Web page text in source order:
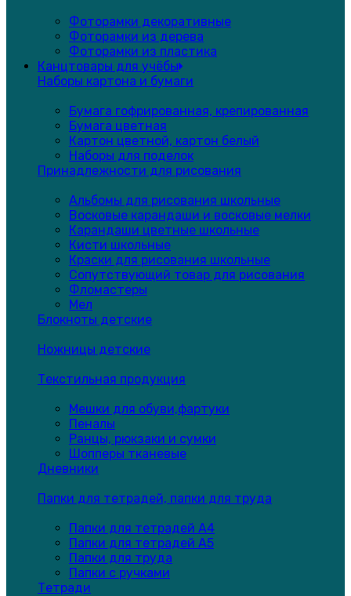
Фоторамки декоративные
Фоторамки из дерева
Фоторамки из пластика
Канцтовары для учёбы
Наборы картона и бумаги
Бумага гофрированная, крепированная
Бумага цветная
Картон цветной, картон белый
Наборы для поделок
Принадлежности для рисования
Альбомы для рисования школьные
Восковые карандаши и восковые мелки
Карандаши цветные школьные
Кисти школьные
Краски для рисования школьные
Сопутствующий товар для рисования
Фломастеры
Мел
Блокноты детские
Ножницы детские
Текстильная продукция
Мешки для обуви,фартуки
Пеналы
Ранцы, рюкзаки и сумки
Шопперы тканевые
Дневники
Папки для тетрадей, папки для труда
Папки для тетрадей А4
Папки для тетрадей А5
Папки для труда
Папки с ручками
Тетради